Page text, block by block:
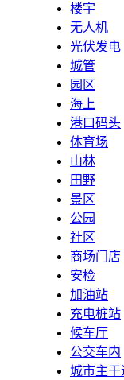
楼宇
无人机
光伏发电
城管
园区
海上
港口码头
体育场
山林
田野
景区
公园
社区
商场门店
安检
加油站
充电桩站
候车厅
公交车内
城市主干